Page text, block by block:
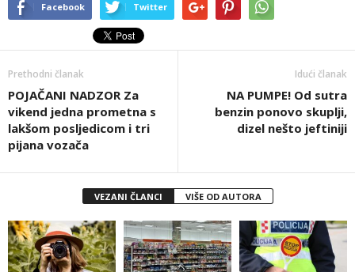
Facebook Twitter
Prethodni članak
POJAČANI NADZOR Za
vikend jedna prometna s
lakšom posljedicom i tri
pijana vozača
Idući članak
NA PUMPE! Od sutra
benzin ponovo skuplji,
dizel nešto jeftiniji
VEZANI ČLANCI VIŠE OD AUTORA